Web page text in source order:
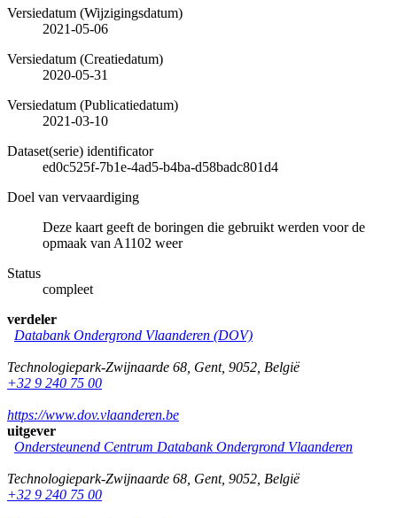
Versiedatum (Wijzigingsdatum)
2021-05-06
Versiedatum (Creatiedatum)
2020-05-31
Versiedatum (Publicatiedatum)
2021-03-10
Dataset(serie) identificator
ed0c525f-7b1e-4ad5-b4ba-d58badc801d4
Doel van vervaardiging
Deze kaart geeft de boringen die gebruikt werden voor de
opmaak van A1102 weer
Status
compleet
verdeler
Databank Ondergrond Vlaanderen (DOV)
Technologiepark-Zwijnaarde 68 Gent, 9052 België
+32 9 240 75 00
https://www.dov.vlaanderen.be
uitgever
Ondersteunend Centrum Databank Ondergrond Vlaanderen
Technologiepark-Zwijnaarde 68 Gent, 9052 België
+32 9 240 75 00